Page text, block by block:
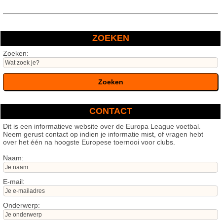
ZOEKEN
Zoeken:
CONTACT
Dit is een informatieve website over de Europa League voetbal.
Neem gerust contact op indien je informatie mist, of vragen hebt
over het één na hoogste Europese toernooi voor clubs.
Naam:
E-mail:
Onderwerp: